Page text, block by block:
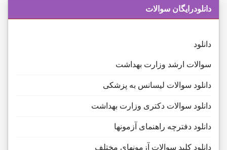
دانلودرایگان سوالات
دانلود
سوالات ارشد وزارت بهداشت
دانلود سوالات لیسانس به پزشکی
دانلود سوالات دکتری وزارت بهداشت
دانلود دفترچه راهنمای آزمونها
دانلود کلید سوالات آزمونهای مختلف